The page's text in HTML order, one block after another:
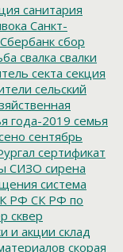
санитария
Санкт-
Сбербанк сбор
свалка свалки
секта секция
сельский
года-2019 семья
сентябрь
сертификат
СИЗО сирена
система
РФ СК РФ по
сквер
и акции склад
скорая